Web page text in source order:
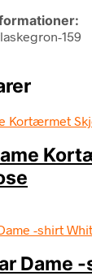
159
Dame